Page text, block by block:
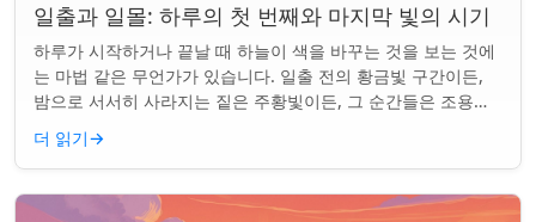
일출과 일몰: 하루의 첫 번째와 마지막 빛의 시기
하루가 시작하거나 끝날 때 하늘이 색을 바꾸는 것을 보는 것에
는 마법 같은 무언가가 있습니다. 일출 전의 황금빛 구간이든,
밤으로 서서히 사라지는 짙은 주황빛이든, 그 순간들은 조용한
경이로움으로 우리의 하루를 시작...
더 읽기→